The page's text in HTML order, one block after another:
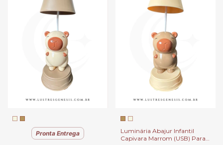
Pronta Entrega
Luminária Abajur Infantil
Capivara Marrom (USB) Para